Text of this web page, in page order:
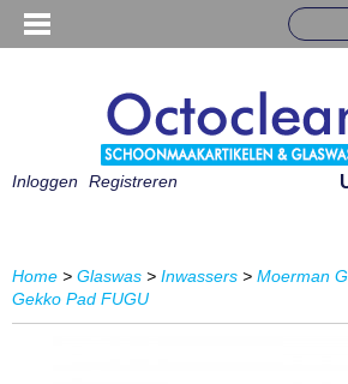
Inloggen Registreren
Home > Glaswas > Inwassers > Moerman
Gekko Pad FUGU